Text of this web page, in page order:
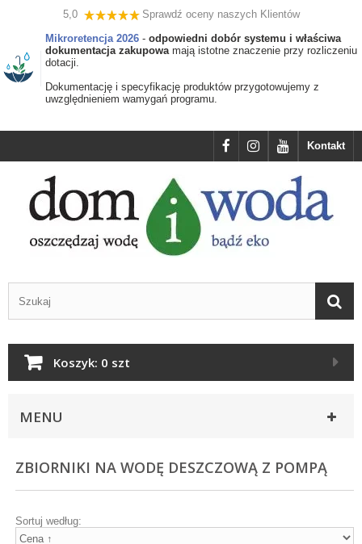
5,0
Sprawdź oceny naszych Klientów
Mikroretencja 2026 - odpowiedni dobór systemu i właściwa
dokumentacja zakupowamają istotne znaczenie przy rozliczeniu
dotacji.
Dokumentację i specyfikację produktów przygotowujemy z
uwzględnieniem wamygań programu.
Kontakt
Koszyk: 0 szt
MENU
ZBIORNIKI NA WODĘ DESZCZOWĄ Z POMPĄ
Sortuj według: